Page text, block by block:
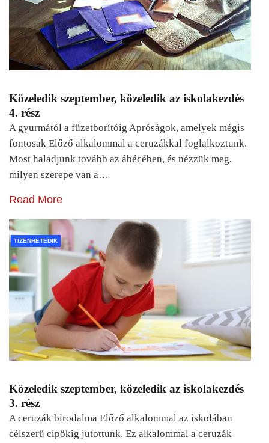
Közeledik szeptember, közeledik az iskolakezdés
4. rész
A gyurmától a füzetborítóig Apróságok, amelyek mégis
fontosak Előző alkalommal a ceruzákkal foglalkoztunk.
Most haladjunk tovább az ábécében, és nézzük meg,
milyen szerepe van a…
Read More
TIZENHETEDIK
Közeledik szeptember, közeledik az iskolakezdés
3. rész
A ceruzák birodalma Előző alkalommal az iskolában
célszerű cipőkig jutottunk. Ez alkalommal a ceruzák